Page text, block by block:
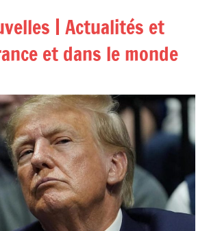
| Actualités et
et dans le monde